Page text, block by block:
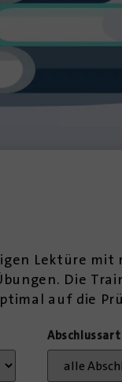
Lektüre
Die
auf die
Abschlussart